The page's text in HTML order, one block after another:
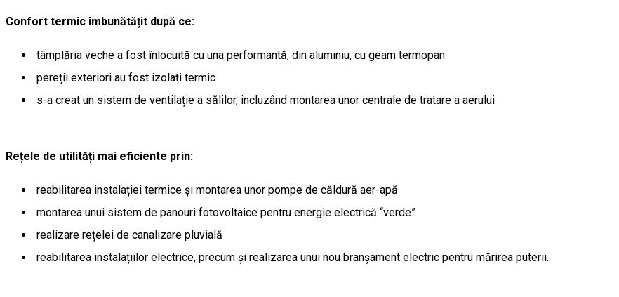
Confort termic îmbunătățit după ce:
tâmplăria veche a fost înlocuită cu una performantă, din aluminiu, cu geam termopan
pereții exteriori au fost izolați termic
s-a creat un sistem de ventilație a sălilor, incluzând montarea unor centrale de tratare a aerului
Rețele de utilități mai eficiente prin:
reabilitarea instalației termice și montarea unor pompe de căldură aer-apă
montarea unui sistem de panouri fotovoltaice pentru energie electrică “verde”
realizare rețelei de canalizare pluvială
reabilitarea instalațiilor electrice, precum și realizarea unui nou branșament electric pentru mărirea puterii.